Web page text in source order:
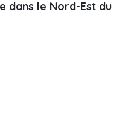
dans le Nord-Est du